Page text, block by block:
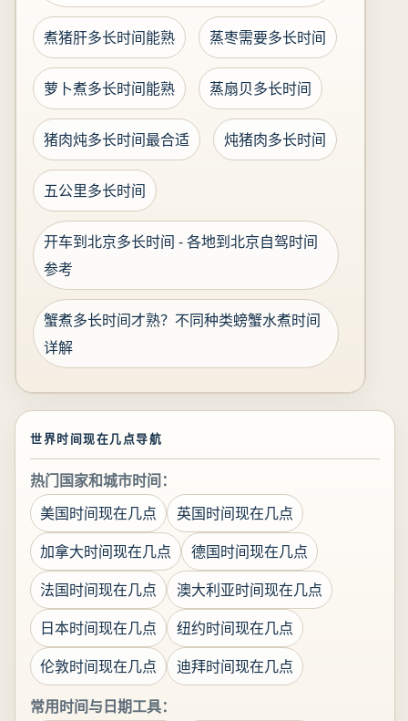
煮猪肝多长时间能熟 蒸枣需要多长时间
萝卜煮多长时间能熟 蒸扇贝多长时间
猪肉炖多长时间最合适 炖猪肉多长时间
五公里多长时间
开车到北京多长时间 - 各地到北京自驾时间
参考
蟹煮多长时间才熟？不同种类螃蟹水煮时间
详解
世界时间现在几点导航
热门国家和城市时间：
美国时间现在几点
英国时间现在几点
加拿大时间现在几点
德国时间现在几点
法国时间现在几点
澳大利亚时间现在几点
日本时间现在几点
纽约时间现在几点
伦敦时间现在几点
迪拜时间现在几点
常用时间与日期工具：